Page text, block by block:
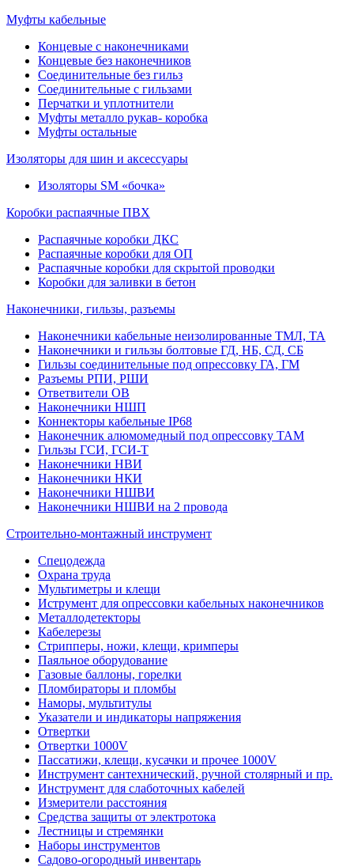
Муфты кабельные
Концевые с наконечниками
Концевые без наконечников
Соединительные без гильз
Соединительные с гильзами
Перчатки и уплотнители
Муфты металло рукав- коробка
Муфты остальные
Изоляторы для шин и аксессуары
Изоляторы SM «бочка»
Коробки распаячные ПВХ
Распаячные коробки ДКС
Распаячные коробки для ОП
Распаячные коробки для скрытой проводки
Коробки для заливки в бетон
Наконечники, гильзы, разъемы
Наконечники кабельные неизолированные ТМЛ, ТА
Наконечники и гильзы болтовые ГД, НБ, СД, СБ
Гильзы соединительные под опрессовку ГА, ГМ
Разъемы РПИ, РШИ
Ответвители ОВ
Наконечники НШП
Коннекторы кабельные IP68
Наконечник алюмомедный под опрессовку ТАМ
Гильзы ГСИ, ГСИ-Т
Наконечники НВИ
Наконечники НКИ
Наконечники НШВИ
Наконечники НШВИ на 2 провода
Строительно-монтажный инструмент
Спецодежда
Охрана труда
Мультиметры и клещи
Иструмент для опрессовки кабельных наконечников
Металлодетекторы
Кабелерезы
Стрипперы, ножи, клещи, кримперы
Паяльное оборудование
Газовые баллоны, горелки
Пломбираторы и пломбы
Наморы, мультитулы
Указатели и индикаторы напряжения
Отвертки
Отвертки 1000V
Пассатижи, клещи, кусачки и прочее 1000V
Инструмент сантехнический, ручной столярный и пр.
Инструмент для слаботочных кабелей
Измерители расстояния
Средства защиты от электротока
Лестницы и стремянки
Наборы инструментов
Садово-огородный инвентарь